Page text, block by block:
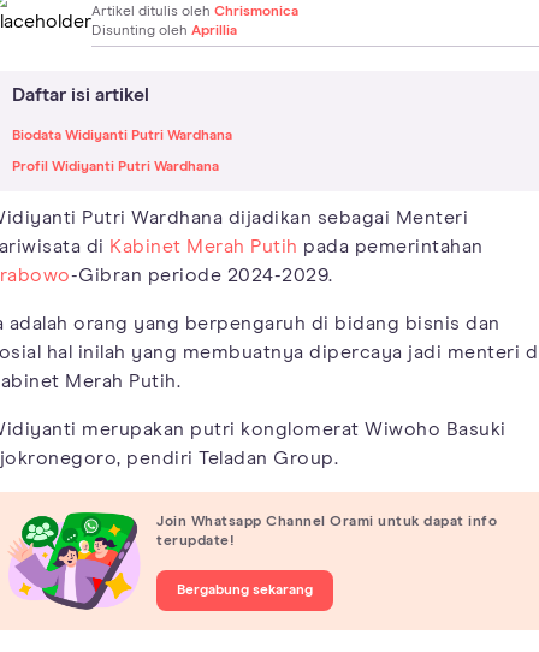
Artikel ditulis oleh Chrismonica
Disunting oleh Aprillia
Daftar isi artikel
Biodata Widiyanti Putri Wardhana
Profil Widiyanti Putri Wardhana
Putri Wardhana dijadikan sebagai Menteri
di Kabinet Merah Putih pada pemerintahan
-Gibran periode 2024-2029.
adalah orang yang berpengaruh di bidang bisnis dan
hal inilah yang membuatnya dipercaya jadi menteri
Merah Putih.
merupakan putri konglomerat Wiwoho Basuki
pendiri Teladan Group.
Join Whatsapp Channel Orami untuk dapat info
terupdate!
Bergabung sekarang